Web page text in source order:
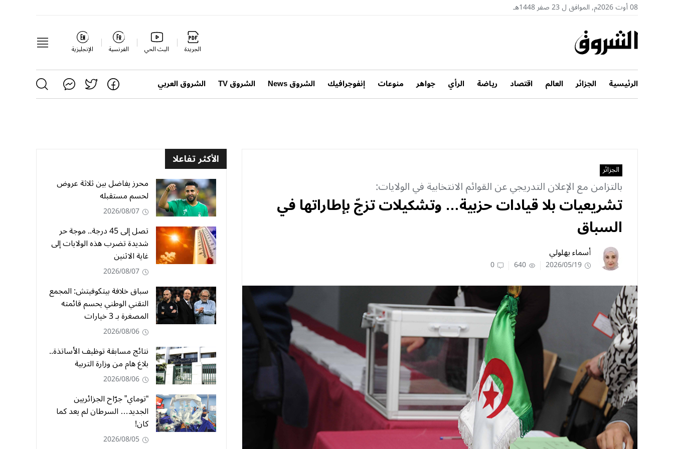
08 أوت 2026م, الموافق ل 23 صفر 1448هـ
الجريدة البث الحي الفرنسية الإنجليزية
الرئيسية الجزائر العالم اقتصاد رياضة الرأي جواهر منوعات إنفوجرافيك الشروق News الشروق TV الشروق العربي
الجزائر
بالتزامن مع الإعلان التدريجي عن القوائم الانتخابية في الولايات:
تشريعيات بلا قيادات حزبية… وتشكيلات تزجّ بإطاراتها في
السباق
أسماء بهلولي
2026/05/19
640
0
الأكثر تفاعلا
محرز يفاضل بين ثلاثة عروض
لحسم مستقبله
2026/08/07
تصل إلى 45 درجة.. موجة حر
شديدة تضرب هذه الولايات إلى
غاية الاثنين
2026/08/07
سباق خلافة بيتكوفيتش: المجمع
التقني الوطني يحسم قائمته
المصغرة بـ 3 خيارات
2026/08/06
نتائج مسابقة توظيف الأساتذة..
بلاغ هام من وزارة التربية
2026/08/06
“توماي” جرّاح الجزائريين
الجديد… السرطان لم يعد كما
كان!
2026/08/05